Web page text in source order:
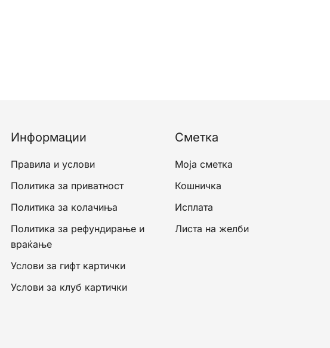
Информации
Правила и услови
Политика за приватност
Политика за колачиња
Политика за рефундирање и
враќање
Услови за гифт картички
Услови за клуб картички
Сметка
Моја сметка
Кошничка
Исплата
Листа на желби